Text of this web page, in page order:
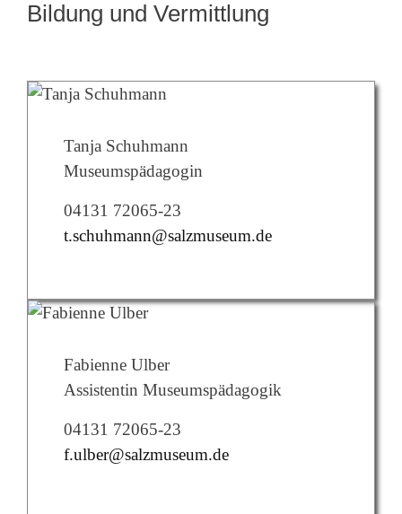
Bildung und Vermittlung
Tanja Schuhmann
Museumspädagogin
04131 72065-23
t.schuhmann@salzmuseum.de
Fabienne Ulber
Assistentin Museumspädagogik
04131 72065-23
f.ulber@salzmuseum.de